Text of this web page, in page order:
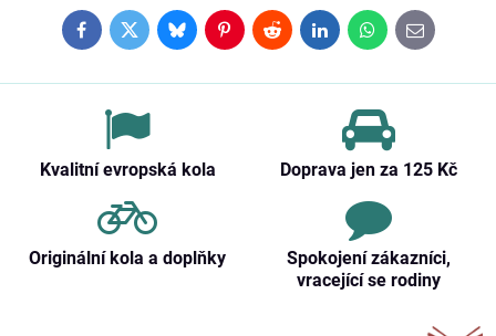
FacebookTwitterBlueskyPinterestRedditLinkedInWhatsApp
E-
mail
Kvalitní evropská kola Doprava jen za 125 Kč
Originální kola a doplňky
Spokojení zákazníci,
vracející se rodiny